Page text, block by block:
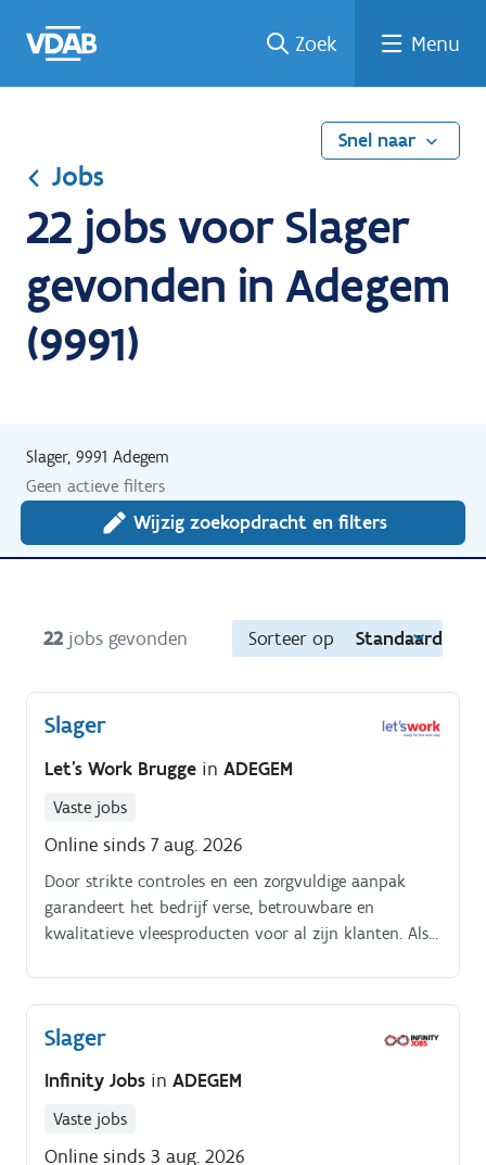
naar
een
een
job
naar
Zoek Menu
Snel naar
Jobs
22 jobs voor Slager
gevonden in Adegem
(9991)
Slager, 9991 Adegem
Geen actieve filters
Wijzig zoekopdracht en filters
22 jobs gevonden Sorteer op Standaard
Slager
Let's Work Brugge in ADEGEM
Vaste jobs
Online sinds 7 aug. 2026
Door strikte controles en een zorgvuldige aanpak
garandeert het bedrijf verse, betrouwbare en
kwalitatieve vleesproducten voor al zijn klanten. Als
vakmanschap centraal staat:.
Slager
Infinity Jobs in ADEGEM
Vaste jobs
Online sinds 3 aug. 2026